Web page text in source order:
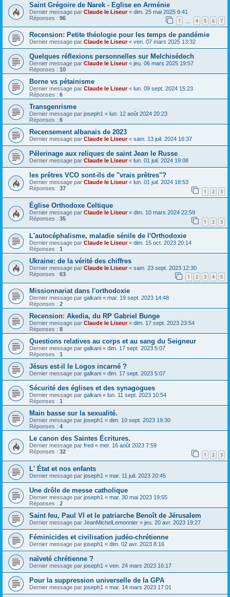
Saint Grégoire de Narek - Eglise en Arménie
Dernier message par Claude le Liseur« dim. 25 mai 2025 9:41
Réponses : 96 1 4 5 6 7
Recension: Petite théologie pour les temps de pandémie
Dernier message par Claude le Liseur« ven. 07 mars 2025 13:32
Quelques réflexions personnelles sur Melchisédech
Dernier message par Claude le Liseur« jeu. 06 mars 2025 19:57
Réponses : 10
Borne vs pétainisme
Dernier message par Claude le Liseur« lun. 09 sept. 2024 15:23
Réponses : 6
Transgenrisme
Dernier message par joseph1 « lun. 12 août 2024 20:23
Réponses : 6
Recensement albanais de 2023
Dernier message par Claude le Liseur« sam. 13 juil. 2024 16:37
Pélerinage aux reliques de saint Jean le Russe
Dernier message par Claude le Liseur« lun. 01 juil. 2024 19:08
les prêtres VCO sont-ils de "vrais prêtres"?
Dernier message par Claude le Liseur« lun. 01 juil. 2024 18:53
Réponses : 37 1 2 3
Église Orthodoxe Celtique
Dernier message par Claude le Liseur« dim. 10 mars 2024 22:59
Réponses : 35 1 2 3
L'autocéphalisme, maladie sénile de l'Orthodoxie
Dernier message par Claude le Liseur« dim. 15 oct. 2023 20:14
Réponses : 1
Ukraine: de la vérité des chiffres
Dernier message par Claude le Liseur« sam. 23 sept. 2023 12:30
Réponses : 63 1 2 3 4 5
Missionnariat dans l'orthodoxie
Dernier message par galkani « mar. 19 sept. 2023 14:48
Réponses : 2
Recension: Akedia, du RP Gabriel Bunge
Dernier message par Claude le Liseur« dim. 17 sept. 2023 23:54
Réponses : 8
Questions relatives au corps et au sang du Seigneur
Dernier message par galkani « dim. 17 sept. 2023 5:07
Réponses : 1
Jésus est-il le Logos incarné ?
Dernier message par galkani « dim. 17 sept. 2023 5:07
Sécurité des églises et des synagogues
Dernier message par galkani « lun. 11 sept. 2023 10:54
Réponses : 1
Main basse sur la sexualité.
Dernier message par joseph1 « dim. 10 sept. 2023 19:30
Réponses : 4
Le canon des Saintes Écritures.
Dernier message par fred « mer. 16 août 2023 7:59
Réponses : 32 1 2 3
L' État et nos enfants
Dernier message par joseph1 « mar. 11 juil. 2023 20:45
Une drôle de messe catholique
Dernier message par joseph1 « mar. 30 mai 2023 19:55
Réponses : 2
Saint feu, Paul VI et le patriarche Benoît de Jérusalem
Dernier message par JeanMichelLemonnier « jeu. 20 avr. 2023 19:27
Féminicides et civilisation judéo-chrétienne
Dernier message par joseph1 « dim. 02 avr. 2023 8:16
naïveté chrétienne ?
Dernier message par joseph1 « ven. 24 mars 2023 16:17
Pour la suppression universelle de la GPA
Dernier message par joseph1 « mar. 14 mars 2023 17:01